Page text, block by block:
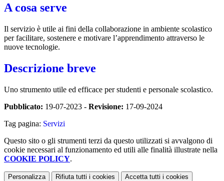
A cosa serve
Il servizio è utile ai fini della collaborazione in ambiente scolastico
per facilitare, sostenere e motivare l’apprendimento attraverso le
nuove tecnologie.
Descrizione breve
Uno strumento utile ed efficace per studenti e personale scolastico.
Pubblicato: 19-07-2023 - Revisione: 17-09-2024
Tag pagina: Servizi
Questo sito o gli strumenti terzi da questo utilizzati si avvalgono di
cookie necessari al funzionamento ed utili alle finalità illustrate nella
COOKIE POLICY.
Personalizza Rifiuta tutti i cookies Accetta tutti i cookies